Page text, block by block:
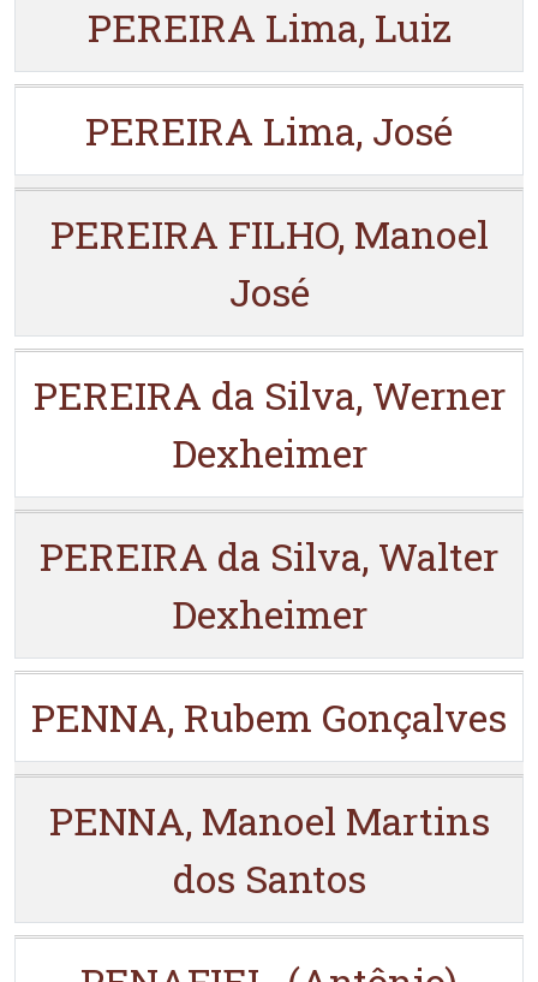
PEREIRA Lima, Luiz
PEREIRA Lima, José
PEREIRA FILHO, Manoel
José
PEREIRA da Silva, Werner
Dexheimer
PEREIRA da Silva, Walter
Dexheimer
PENNA, Rubem Gonçalves
PENNA, Manoel Martins
dos Santos